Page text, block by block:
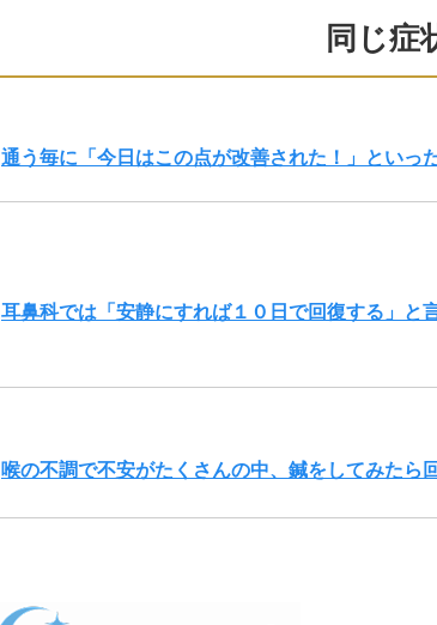
同じ症
通う毎に「今日はこの点が改善された！」といっ
耳鼻科では「安静にすれば１０日で回復する」と
喉の不調で不安がたくさんの中、鍼をしてみたら